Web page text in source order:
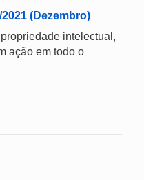
(Dezembro)
intelectual,
ação em todo o